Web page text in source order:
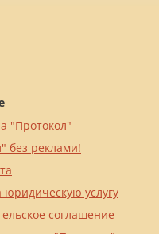
"Протокол"
без реклами!
юридическую услугу
соглашение